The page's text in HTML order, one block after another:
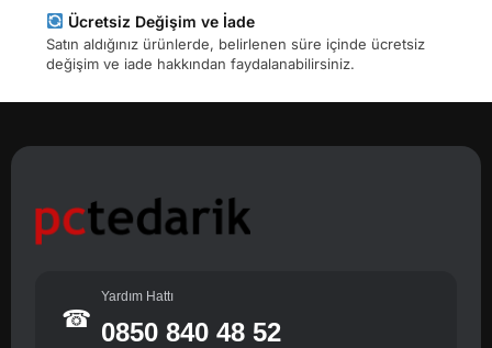
Ücretsiz Değişim ve İade
Satın aldığınız ürünlerde, belirlenen süre içinde ücretsiz
değişim ve iade hakkından faydalanabilirsiniz.
☎
Yardım Hattı
0850 840 48 52